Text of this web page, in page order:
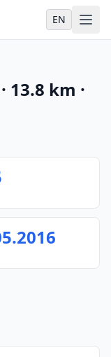
EN
· 13.8 km ·